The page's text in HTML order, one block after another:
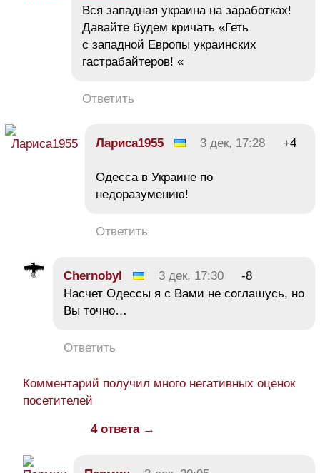
Вся западная украина на заработках!
Давайте будем кричать «Геть
с западной Европы украинских
гастрабайтеров! «
Ответить
Лариса1955 3 дек, 17:28 +4
Одесса в Украине по
недоразумению!
Ответить
Chernobyl 3 дек, 17:30
-8
Насчет Одессы я с Вами не соглашусь, но
Вы точно…
Ответить
Комментарий получил много негативных оценок
посетителей
4 ответа →